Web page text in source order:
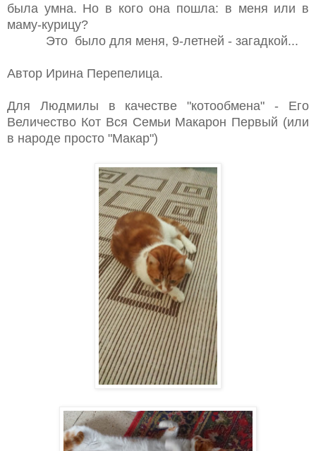
была умна. Но в кого она пошла: в меня или в
маму-курицу?
Это было для меня, 9-летней - загадкой...
Автор Ирина Перепелица.
Для Людмилы в качестве "котообмена" - Его
Величество Кот Вся Семьи Макарон Первый (или
в народе просто "Макар")